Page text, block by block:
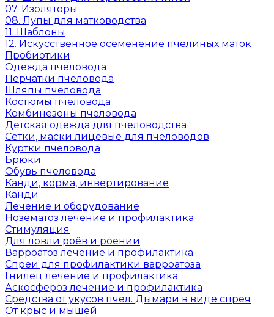
07. Изоляторы
08. Лупы для матководства
11. Шаблоны
12. Искусственное осеменение пчелиных маток
Пробиотики
Одежда пчеловода
Перчатки пчеловода
Шляпы пчеловода
Костюмы пчеловода
Комбинезоны пчеловода
Детская одежда для пчеловодства
Сетки, маски лицевые для пчеловодов
Куртки пчеловода
Брюки
Обувь пчеловода
Канди, корма, инвертирование
Канди
Лечение и оборудование
Нозематоз лечение и профилактика
Стимуляция
Для ловли роёв и роении
Варроатоз лечение и профилактика
Спреи для профилактики варроатоза
Гнилец лечение и профилактика
Аскосфероз лечение и профилактика
Средства от укусов пчел. Дымари в виде спрея
От крыс и мышей